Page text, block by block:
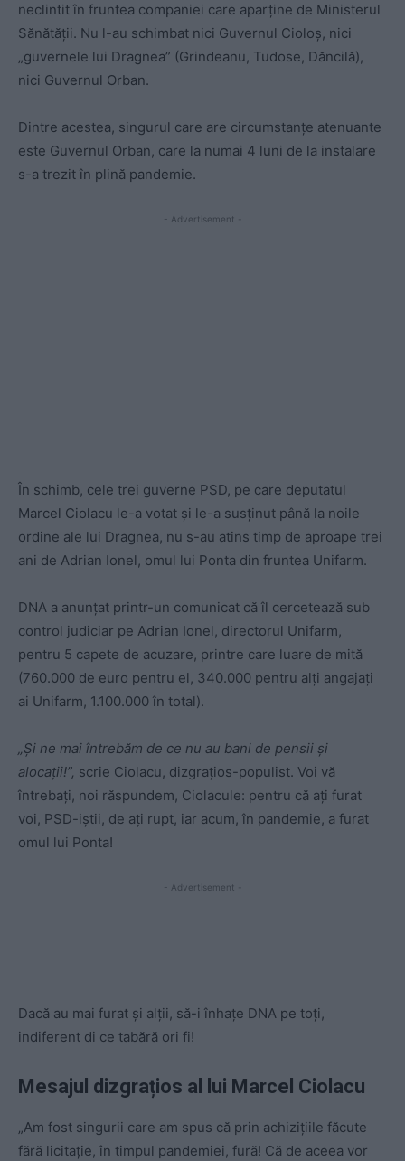
neclintit în fruntea companiei care aparține de Ministerul
Sănătății. Nu l-au schimbat nici Guvernul Cioloș, nici
„guvernele lui Dragnea” (Grindeanu, Tudose, Dăncilă),
nici Guvernul Orban.
Dintre acestea, singurul care are circumstanțe atenuante
este Guvernul Orban, care la numai 4 luni de la instalare
s-a trezit în plină pandemie.
- Advertisement -
În schimb, cele trei guverne PSD, pe care deputatul
Marcel Ciolacu le-a votat și le-a susținut până la noile
ordine ale lui Dragnea, nu s-au atins timp de aproape trei
ani de Adrian Ionel, omul lui Ponta din fruntea Unifarm.
DNA a anunțat printr-un comunicat că îl cercetează sub
control judiciar pe Adrian Ionel, directorul Unifarm,
pentru 5 capete de acuzare, printre care luare de mită
(760.000 de euro pentru el, 340.000 pentru alți angajați
ai Unifarm, 1.100.000 în total).
„Și ne mai întrebăm de ce nu au bani de pensii și
alocații!”, scrie Ciolacu, dizgrațios-populist. Voi vă
întrebați, noi răspundem, Ciolacule: pentru că ați furat
voi, PSD-iștii, de ați rupt, iar acum, în pandemie, a furat
omul lui Ponta!
- Advertisement -
Dacă au mai furat și alții, să-i înhațe DNA pe toți,
indiferent di ce tabără ori fi!
Mesajul dizgrațios al lui Marcel Ciolacu
„Am fost singurii care am spus că prin achizițiile făcute
fără licitație, în timpul pandemiei, fură! Că de aceea vor